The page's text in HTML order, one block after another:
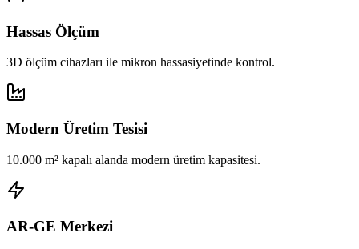
Hassas Ölçüm
3D ölçüm cihazları ile mikron hassasiyetinde kontrol.
Modern Üretim Tesisi
10.000 m² kapalı alanda modern üretim kapasitesi.
AR-GE Merkezi